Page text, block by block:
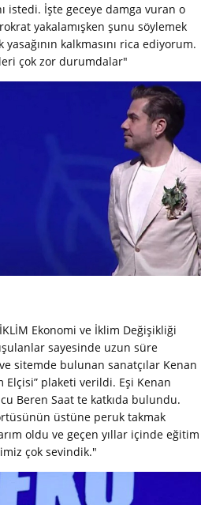
istedi. İşte geceye damga vuran o
yakalamışken şunu söylemek
kalkmasını rica ediyorum.
çok zor durumdalar"
Ekonomi ve İklim Değişikliği
sayesinde uzun süre
sitemde bulunan sanatçılar Kenan
Elçisi” plaketi verildi. Eşi Kenan
Beren Saat te katkıda bulundu.
üstüne peruk takmak
oldu ve geçen yıllar içinde eğitim
çok sevindik."